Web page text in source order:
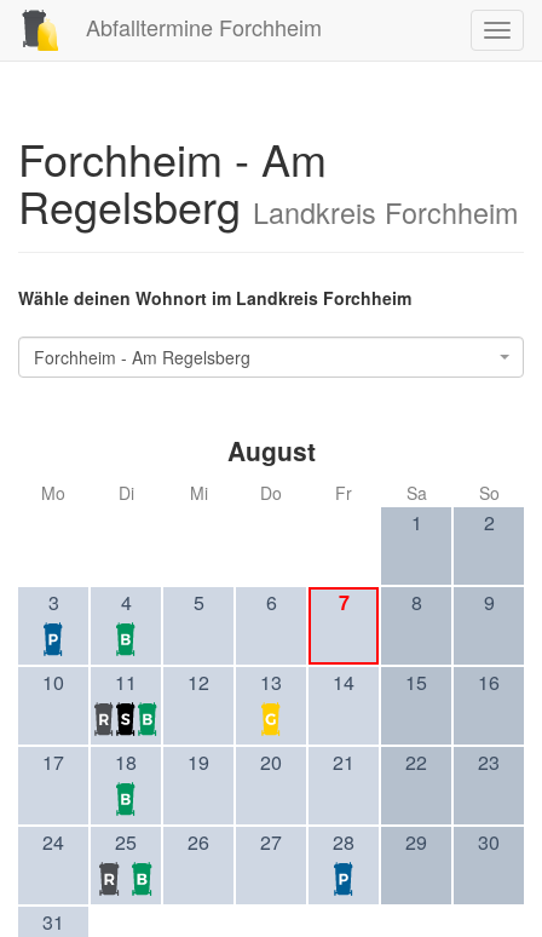
Abfalltermine Forchheim
Forchheim - Am
Regelsberg Landkreis Forchheim
Wähle deinen Wohnort im Landkreis Forchheim
Forchheim - Am Regelsberg
August
Mo Di Mi Do Fr Sa So
1 2
3 4 5 6 7 8 9
10 11 12 13 14 15 16
17 18 19 20 21 22 23
24 25 26 27 28 29 30
31